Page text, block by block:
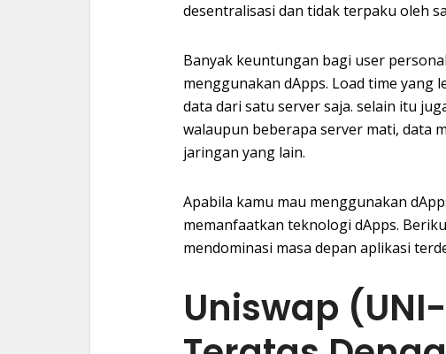
desentralisasi dan tidak terpaku oleh
Banyak keuntungan bagi user
menggunakan dApps. Load time
data dari satu server saja. selain itu
walaupun beberapa server mati, data
jaringan yang lain.
Apabila kamu mau menggunakan
memanfaatkan teknologi dApps.
mendominasi masa depan aplikasi
Uniswap